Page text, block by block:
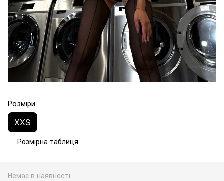
Розміри
XXS
Розмірна таблиця
Немає в наявності